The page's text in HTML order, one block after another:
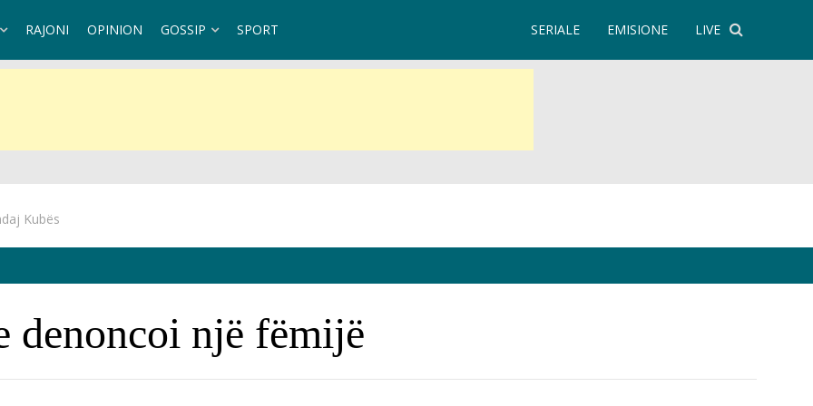
RAJONI OPINION GOSSIP SPORT LIVE
EMISIONE
SERIALE
Kubës
denoncoi një fëmijë